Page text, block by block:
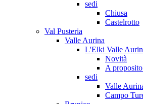
sedi
Chiusa
Castelrotto
Val Pusteria
Valle Aurina
L'Elki Valle
Novità
A
sedi
Valle
Campo